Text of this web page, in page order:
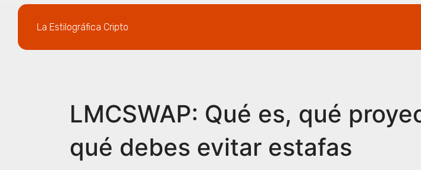
La Estilográfica Cripto
LMCSWAP: Qué es, qué
qué debes evitar estafas